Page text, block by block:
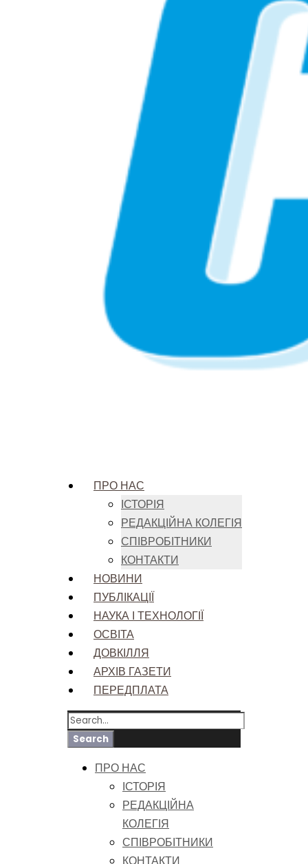
ПРО НАС
ІСТОРІЯ
РЕДАКЦІЙНА КОЛЕГІЯ
СПІВРОБІТНИКИ
КОНТАКТИ
НОВИНИ
ПУБЛІКАЦІЇ
НАУКА І ТЕХНОЛОГІЇ
ОСВІТА
ДОВКІЛЛЯ
АРХІВ ГАЗЕТИ
ПЕРЕДПЛАТА
ПРО НАС
ІСТОРІЯ
РЕДАКЦІЙНА
КОЛЕГІЯ
СПІВРОБІТНИКИ